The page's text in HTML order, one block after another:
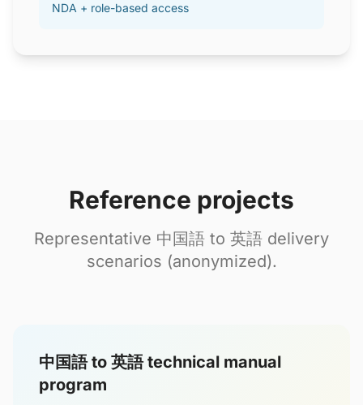
NDA + role-based access
Reference projects
Representative 中国語 to 英語 delivery
scenarios (anonymized).
中国語 to 英語 technical manual
program